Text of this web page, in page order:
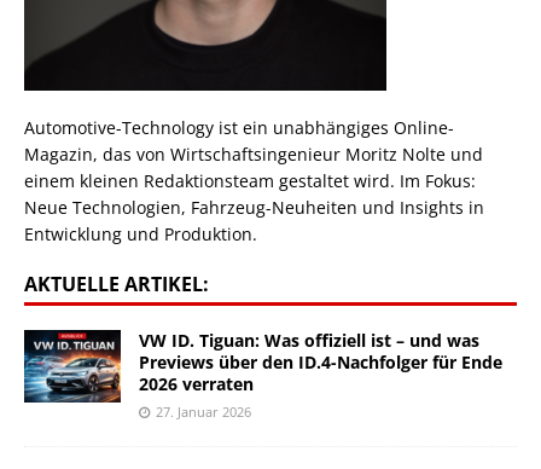
Automotive-Technology ist ein unabhängiges Online-
Magazin, das von Wirtschaftsingenieur Moritz Nolte und
einem kleinen Redaktionsteam gestaltet wird. Im Fokus:
Neue Technologien, Fahrzeug-Neuheiten und Insights in
Entwicklung und Produktion.
AKTUELLE ARTIKEL:
VW ID. Tiguan: Was offiziell ist – und was
Previews über den ID.4-Nachfolger für Ende
2026 verraten
27. Januar 2026